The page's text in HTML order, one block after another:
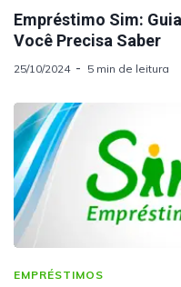
Empréstimo Sim:
Você Precisa Saber
25/10/2024 5 min de leitura
EMPRÉSTIMOS